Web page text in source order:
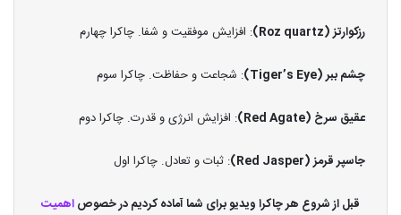
رزکوارتز (Roz quartz) : افزایش موفقیت و شفا. چاکرا چهارم
چشم ببر (Tiger’s Eye) : شجاعت و حفاظت. چاکرا سوم
عقیق سرخ (Red Agate) : افزایش انرژی و قدرت. چاکرا دوم
جاسپر قرمز (Red Jasper) : ثبات و تعادل. چاکرا اول
قبل از شروع هر چاکرا ویدیو برای شما آماده کردیم در خصوصاهمیت